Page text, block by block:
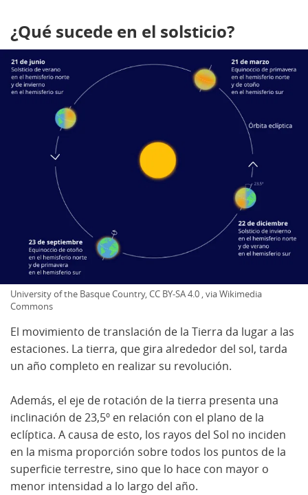
¿Qué sucede en el solsticio?
University of the Basque Country, CC BY-SA 4.0 , via Wikimedia
Commons
El movimiento de translación de la Tierra da lugar a las
estaciones. La tierra, que gira alrededor del sol, tarda
un año completo en realizar su revolución.
Además, el eje de rotación de la tierra presenta una
inclinación de 23,5º en relación con el plano de la
eclíptica. A causa de esto, los rayos del Sol no inciden
en la misma proporción sobre todos los puntos de la
superficie terrestre, sino que lo hace con mayor o
menor intensidad a lo largo del año.